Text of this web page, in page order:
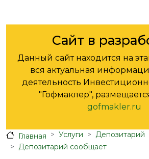
Сайт в
Данный сайт находится на
вся актуальная
деятельность
"Гофмаклер",
gofmakler.ru
Главная Услуги
Депозитарий
Депозитарий сообщает